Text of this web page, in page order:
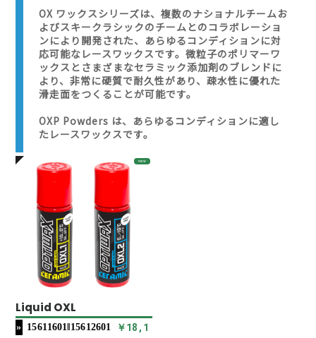
OX ワックスシリーズは、複数のナショナルチームお
よびスキークラシックのチームとのコラボレーショ
ンにより開発された、あらゆるコンディションに対
応可能なレースワックスです。微粒子のポリマーワ
ックスとさまざまなセラミック添加剤のブレンドに
より、非常に硬質で耐久性があり、疎水性に優れた
滑走面をつくることが可能です。
OXP Powders は、あらゆるコンディションに適し
たレースワックスです。
new
Liquid OXL
15611601‖15612601
￥18,1